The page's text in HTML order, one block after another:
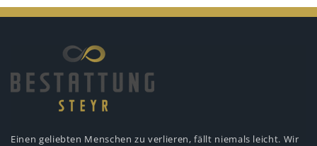
Einen geliebten Menschen zu verlieren, fällt niemals leicht. Wir